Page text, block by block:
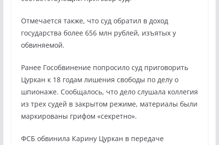
Отмечается также, что суд обратил в доход
государства более 656 млн рублей, изъятых у
обвиняемой.
Ранее Гособвинение попросило суд приговорить
Цуркан к 18 годам лишения свободы по делу о
шпионаже. Сообщалось, что дело слушала коллегия
из трех судей в закрытом режиме, материалы были
маркированы грифом «секретно».
ФСБ обвинила Карину Цуркан в передаче